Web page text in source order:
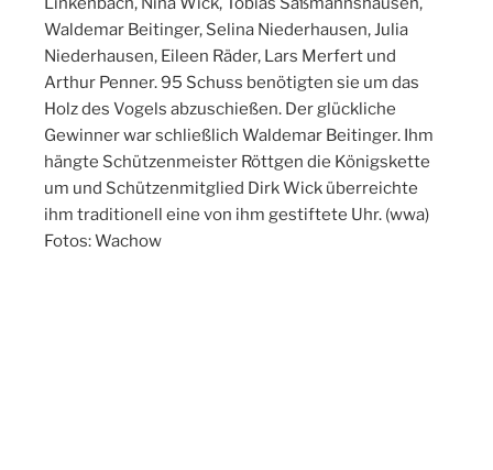
Waldemar Beitinger, Selina Niederhausen, Julia
Niederhausen, Eileen Räder, Lars Merfert und
Arthur Penner. 95 Schuss benötigten sie um das
Holz des Vogels abzuschießen. Der glückliche
Gewinner war schließlich Waldemar Beitinger. Ihm
hängte Schützenmeister Röttgen die Königskette
um und Schützenmitglied Dirk Wick überreichte
ihm traditionell eine von ihm gestiftete Uhr. (wwa)
Fotos: Wachow